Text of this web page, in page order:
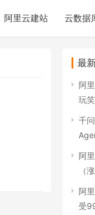
阿里云建站 云数据
最
阿
玩笑
千
阿
（
阿
受